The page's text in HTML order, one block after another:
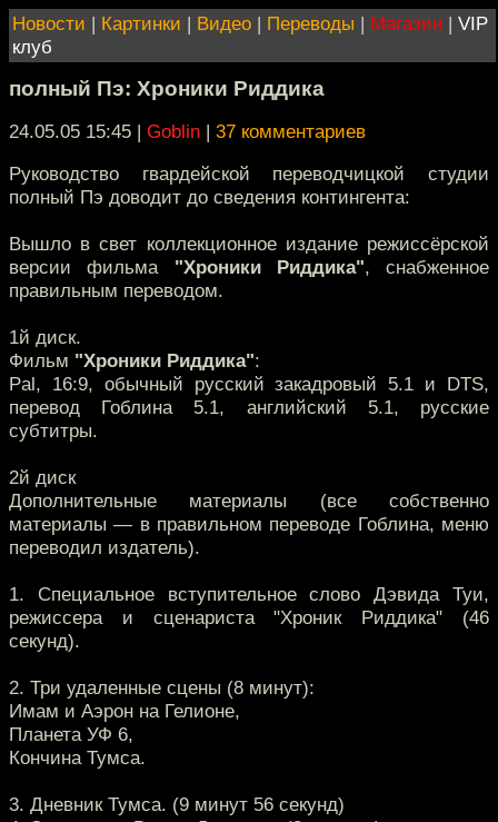
Новости | Картинки | Видео | Переводы | Магазин | VIP
клуб
полный Пэ: Хроники Риддика
24.05.05 15:45 | Goblin | 37 комментариев
Руководство гвардейской переводчицкой студии
полный Пэ доводит до сведения контингента:
Вышло в свет коллекционное издание режиссёрской
версии фильма "Хроники Риддика", снабженное
правильным переводом.
1й диск.
Фильм "Хроники Риддика":
Pal, 16:9, обычный русский закадровый 5.1 и DTS,
перевод Гоблина 5.1, английский 5.1, русские
субтитры.
2й диск
Дополнительные материалы (все собственно
материалы — в правильном переводе Гоблина, меню
переводил издатель).
1. Специальное вступительное слово Дэвида Туи,
режиссера и сценариста "Хроник Риддика" (46
секунд).
2. Три удаленные сцены (8 минут):
Имам и Аэрон на Гелионе,
Планета УФ 6,
Кончина Тумса.
3. Дневник Тумса. (9 минут 56 секунд)